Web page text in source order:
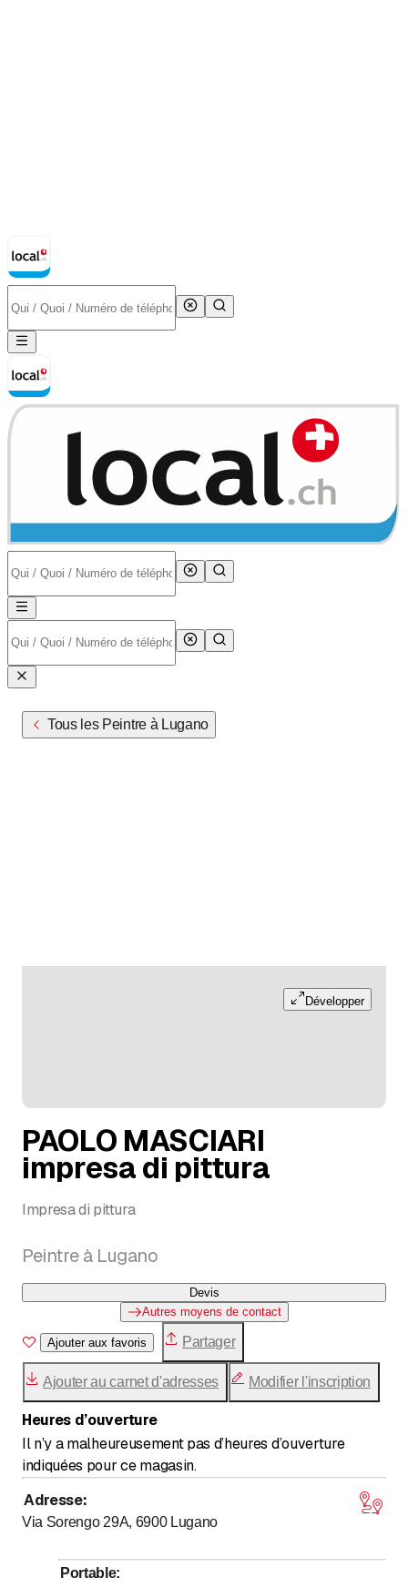
Tous les Peintre à Lugano
Développer
PAOLO MASCIARI
impresa di pittura
Impresa di pittura
Peintre à Lugano
Devis
Autres moyens de contact
Ajouter aux favoris Partager
Ajouter au carnet d'adresses Modifier l'inscription
Heures d’ouverture
Il n’y a malheureusement pas d’heures d’ouverture
indiquées pour ce magasin.
Adresse:
Via Sorengo 29A, 6900 Lugano
Portable: